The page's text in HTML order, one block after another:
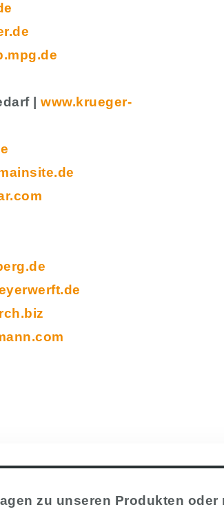
|www.krueger-
zu unseren Produkten